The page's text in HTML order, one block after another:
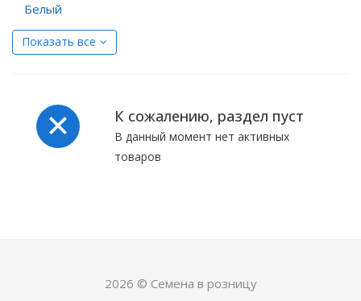
Белый
Показать все
К сожалению, раздел пуст
В данный момент нет активных
товаров
2026 © Семена в розницу